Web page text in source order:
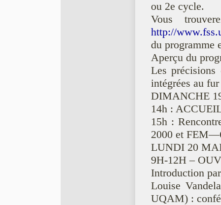
ou 2e cycle.
Vous
http://
du programme
Aperçu du
Les
intégrées au
DIMANCHE
14h :
15h :
2000 et
LUNDI 20
9H-12H –
Introduction
Louise
UQAM) :